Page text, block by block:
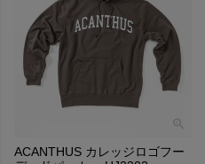
ACANTHUS カレッジロゴフー